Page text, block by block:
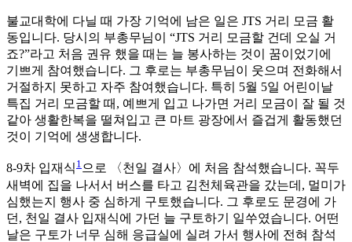
불교대학에 다닐 때 가장 기억에 남은 일은 JTS 거리 모금 활
동입니다. 당시의 부총무님이 “JTS 거리 모금할 건데 오실 거
죠?”라고 처음 권유 했을 때는 늘 봉사하는 것이 꿈이었기에
기쁘게 참여했습니다. 그 후로는 부총무님이 웃으며 전화해서
거절하지 못하고 자주 참여했습니다. 특히 5월 5일 어린이날
특집 거리 모금할 때, 예쁘게 입고 나가면 거리 모금이 잘 될 것
같아 생활한복을 떨쳐입고 큰 마트 광장에서 즐겁게 활동했던
것이 기억에 생생합니다.
8-9차 입재식 1으로 〈천일 결사〉에 처음 참석했습니다. 꼭두
새벽에 집을 나서서 버스를 타고 김천체육관을 갔는데, 멀미가
심했는지 행사 중 심하게 구토했습니다. 그 후로도 문경에 가
던, 천일 결사 입재식에 가던 늘 구토하기 일쑤였습니다. 어떤
날은 구토가 너무 심해 응급실에 실려 가서 행사에 전혀 참석